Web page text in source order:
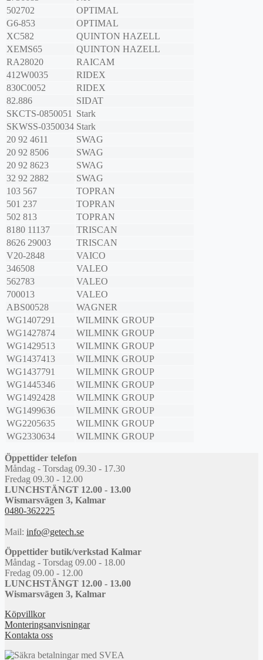
502702
OPTIMAL
G6-853
OPTIMAL
XC582
QUINTON HAZELL
XEMS65
QUINTON HAZELL
RA28020
RAICAM
412W0035
RIDEX
830C0052
RIDEX
82.886
SIDAT
SKCTS-0850051
Stark
SKWSS-0350034 Stark
20 92 4611
SWAG
20 92 8506
SWAG
20 92 8623
SWAG
32 92 2882
SWAG
103 567
TOPRAN
501 237
TOPRAN
502 813
TOPRAN
8180 11137
TRISCAN
8626 29003
TRISCAN
V20-2848
VAICO
346508
VALEO
562783
VALEO
700013
VALEO
ABS00528
WAGNER
WG1407291
WILMINK GROUP
WG1427874
WILMINK GROUP
WG1429513
WILMINK GROUP
WG1437413
WILMINK GROUP
WG1437791
WILMINK GROUP
WG1445346
WILMINK GROUP
WG1492428
WILMINK GROUP
WG1499636
WILMINK GROUP
WG2205635
WILMINK GROUP
WG2330634
WILMINK GROUP
Öppettider telefon
Måndag - Torsdag 09.30 - 17.30
Fredag 09.30 - 12.00
LUNCHSTÄNGT 12.00 - 13.00
Wismarsvägen 3, Kalmar
0480-362225
Mail: info@getech.se
Öppettider butik/verkstad Kalmar
Måndag - Torsdag 09.00 - 18.00
Fredag 09.00 - 12.00
LUNCHSTÄNGT 12.00 - 13.00
Wismarsvägen 3, Kalmar
Köpvillkor
Monteringsanvisningar
Kontakta oss